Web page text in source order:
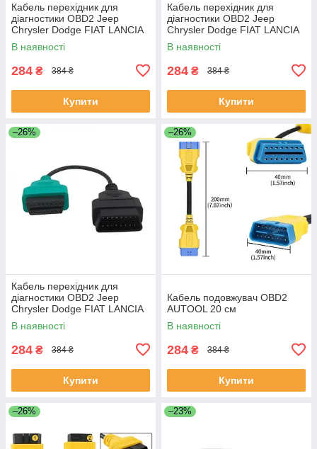
Кабель перехідник для
діагностики OBD2 Jeep
Chrysler Dodge FIAT LANCIA
Жовтий, ЯКІСТЬ 100%
В наявності
284 ₴ 384 ₴
Купити
Кабель перехідник для
діагностики OBD2 Jeep
Chrysler Dodge FIAT LANCIA
Сірий, ЯКІСТЬ 100%
В наявності
284 ₴ 384 ₴
Купити
–26%
Кабель перехідник для
діагностики OBD2 Jeep
Chrysler Dodge FIAT LANCIA
Зелений, ЯКІСТЬ 100%
В наявності
284 ₴ 384 ₴
Купити
–26%
Кабель подовжувач OBD2
AUTOOL 20 см
В наявності
284 ₴ 384 ₴
Купити
–26% –23%